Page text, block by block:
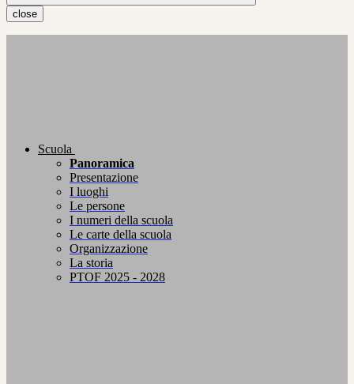
close
Scuola
Panoramica
Presentazione
I luoghi
Le persone
I numeri della scuola
Le carte della scuola
Organizzazione
La storia
PTOF 2025 - 2028